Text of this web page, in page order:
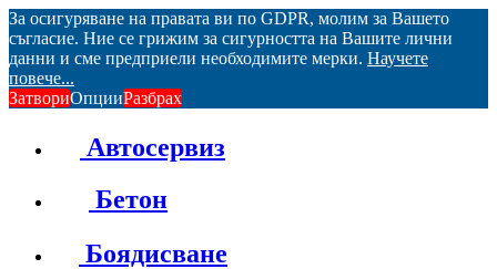
За осигуряване на правата ви по GDPR, молим за Вашето
съгласие. Ние се грижим за сигурността на Вашите лични
данни и сме предприели необходимите мерки. Научете
повече...
ЗатвориОпцииРазбрах
Автосервиз
Бетон
Боядисване